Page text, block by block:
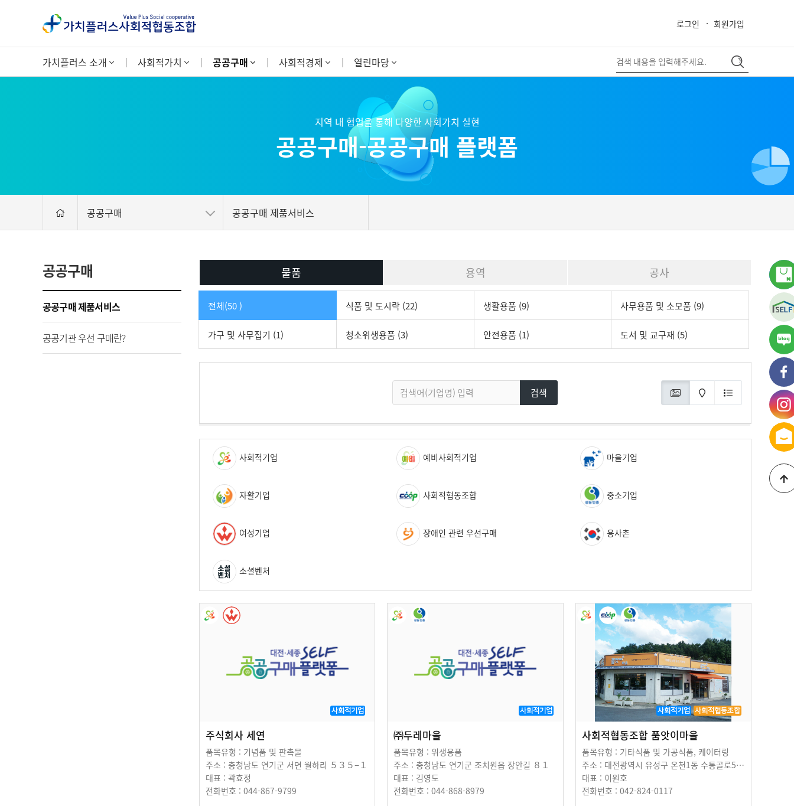
로그인 회원가입
close
가치플러스 소개 사회적가치 공공구매 사회적경제 열린마당
지역 내 협업을 통해 다양한 사회가치 실현
공공구매-공공구매 플랫폼
공공구매 공공구매 제품서비스
공공구매
공공구매 제품서비스
공공기관 우선 구매란?
용역
물품 공사
전체(50 ) 식품 및 도시락 (22) 생활용품 (9) 사무용품 및 소모품 (9)
가구 및 사무집기 (1) 청소위생용품 (3) 안전용품 (1) 도서 및 교구재 (5)
검색
사회적기업 예비사회적기업 마을기업
자활기업 사회적협동조합 중소기업
여성기업 장애인 관련 우선구매 용사촌
소셜벤처
사회적기업
주식회사 세연
품목유형 : 기념품 및 판촉물
주소 : 충청남도 연기군 서면 월하리 ５３５−１
대표 : 곽효정
전화번호 : 044-867-9799
사회적기업
㈜두레마을
품목유형 : 위생용품
주소 : 충청남도 연기군 조치원읍 장안길 ８１
대표 : 김영도
전화번호 : 044-868-8979
사회적기업 사회적협동조합
사회적협동조합 품앗이마을
품목유형 : 기타식품 및 가공식품, 케이터링
주소 : 대전광역시 유성구 온천1동 수통골로55번길 １９０
대표 : 이원호
전화번호 : 042-824-0117
가
블
가
페
가
인